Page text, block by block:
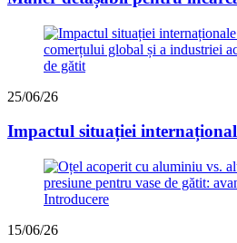
25/06/26
Impactul situației
15/06/26